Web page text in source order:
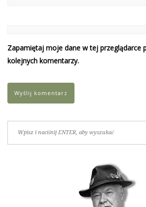
Zapamiętaj moje dane w tej przeglądarce
kolejnych komentarzy.